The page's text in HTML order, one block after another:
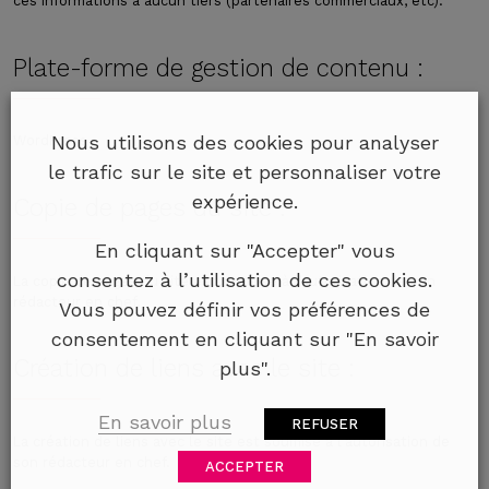
Plate-forme de gestion de contenu :
WordPress
Copie de pages du site :
La copie de pages du site est soumise à l’autorisation de son
rédacteur en chef.
Création de liens avec le site :
La création de liens avec le site est soumise à l’autorisation de
Nous utilisons des cookies pour analyser
le trafic sur le site et personnaliser votre
expérience.
En cliquant sur "Accepter" vous
consentez à l’utilisation de ces cookies.
Vous pouvez définir vos préférences de
consentement en cliquant sur "En savoir
plus".
En savoir plus REFUSER
ACCEPTER